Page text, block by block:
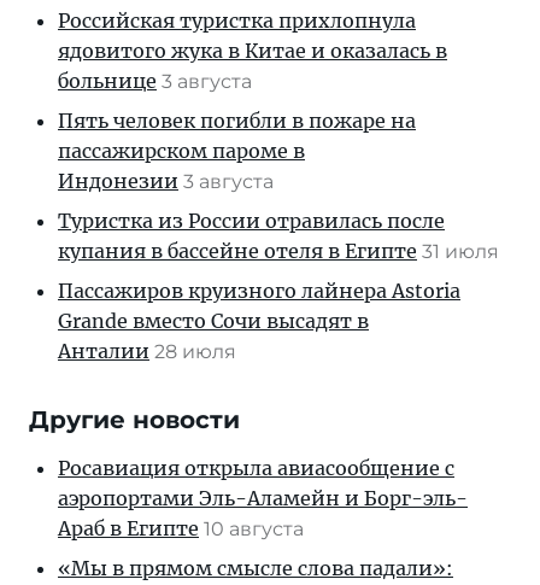
Российская туристка прихлопнула
ядовитого жука в Китае и оказалась в
больнице 3 августа
Пять человек погибли в пожаре на
пассажирском пароме в
Индонезии 3 августа
Туристка из России отравилась после
купания в бассейне отеля в Египте 31 июля
Пассажиров круизного лайнера Astoria
Grande вместо Сочи высадят в
Анталии 28 июля
Другие новости
Росавиация открыла авиасообщение с
аэропортами Эль-Аламейн и Борг-эль-
Араб в Египте 10 августа
«Мы в прямом смысле слова падали»: